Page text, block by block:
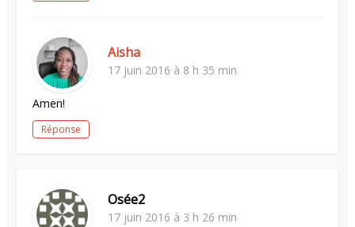
Aisha
17 juin 2016 à 8 h 35 min
Amen!
Réponse
Osée2
17 juin 2016 à 3 h 26 min